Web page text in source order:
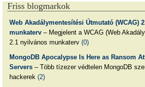
Friss blogmarkok
Web Akadálymentesítési Útmutató (WCAG)
munkaterv– Megjelent a WCAG (Web
2.1 nyilvános munkaterv (0)
MongoDB Apocalypse Is Here as Ransom
Servers– Több tízezer védtelen MongoDB
hackerek (2)